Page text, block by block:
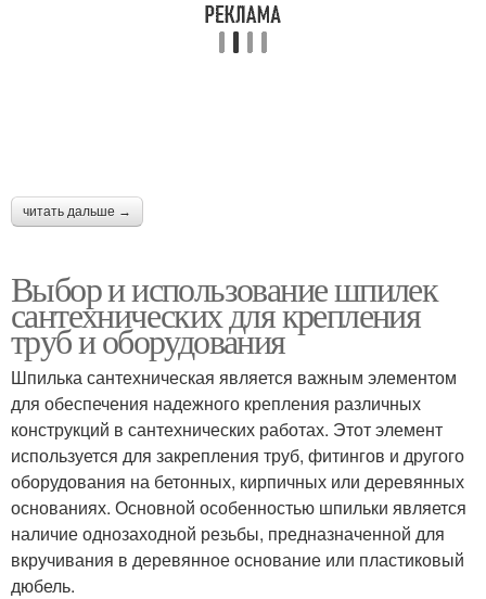
читать дальше →
Выбор и использование шпилек
сантехнических для крепления
труб и оборудования
Шпилька сантехническая является важным элементом
для обеспечения надежного крепления различных
конструкций в сантехнических работах. Этот элемент
используется для закрепления труб, фитингов и другого
оборудования на бетонных, кирпичных или деревянных
основаниях. Основной особенностью шпильки является
наличие однозаходной резьбы, предназначенной для
вкручивания в деревянное основание или пластиковый
дюбель.